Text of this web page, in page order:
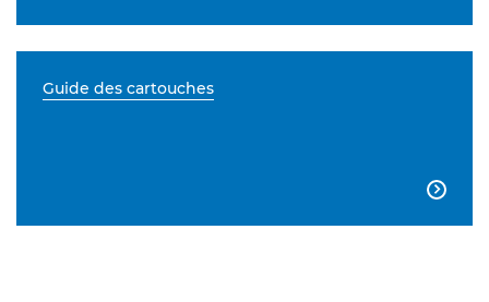
Guide des cartouches
